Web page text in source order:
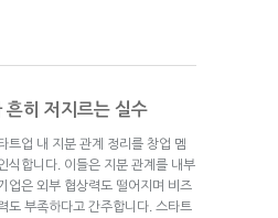
흔히 저지르는 실수
트업 내 지분 관계 정리를 창업 멤
식합니다. 이들은 지분 관계를 내부
업은 외부 협상력도 떨어지며 비즈
도 부족하다고 간주합니다. 스타트